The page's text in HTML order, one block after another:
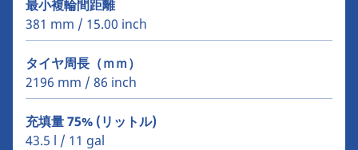
最小複輪間距離
381 mm / 15.00 inch
タイヤ周長（ｍｍ）
2196 mm / 86 inch
充填量 75% (リットル)
43.5 l / 11 gal